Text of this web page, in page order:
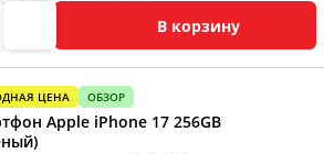
В корзину
ЦЕНА ОБЗОР
Apple iPhone 17 256GB